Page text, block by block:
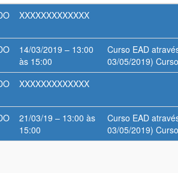
XXXXXXXXXXXXX
14/03/2019 – 13:00
às 15:00
Curso EAD
03/05/2019)
XXXXXXXXXXXXX
21/03/19 – 13:00 às
15:00
Curso EAD
03/05/2019)